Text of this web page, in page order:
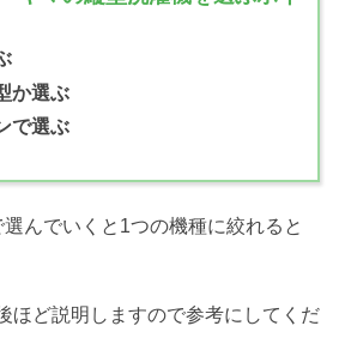
か選ぶ
で選ぶ
んでいくと1つの機種に絞れると
ほど説明しますので参考にしてくだ